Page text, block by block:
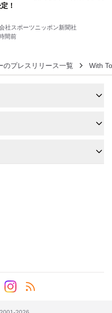
！
社スポーツニッポン新聞社
間前
のプレスリリース一覧 With